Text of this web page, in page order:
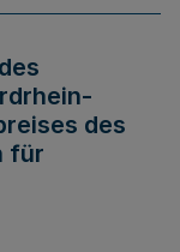
des
für